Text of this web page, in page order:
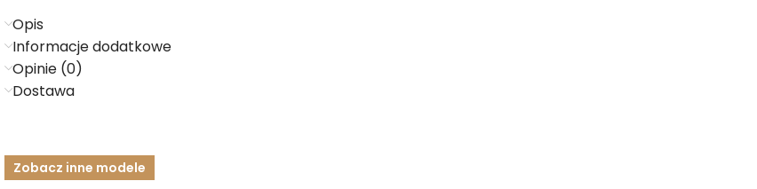
Opis
Informacje dodatkowe
Opinie (0)
Dostawa
Zobacz inne modele